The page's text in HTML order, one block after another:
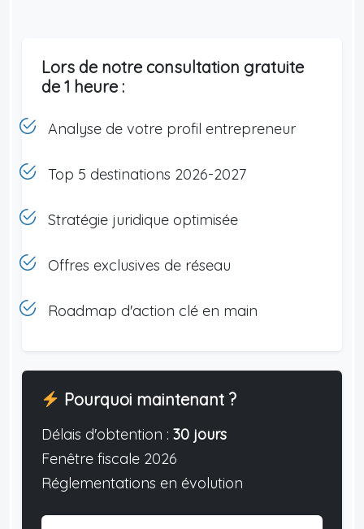
Lors de notre consultation gratuite
de 1 heure :
Analyse de votre profil entrepreneur
Top 5 destinations 2026-2027
Stratégie juridique optimisée
Offres exclusives de réseau
Roadmap d'action clé en main
Pourquoi maintenant ?
Délais d'obtention : 30 jours
Fenêtre fiscale 2026
Réglementations en évolution